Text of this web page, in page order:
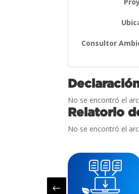
Consultor
No se encontró el
Relatorio
No se encontró el
#